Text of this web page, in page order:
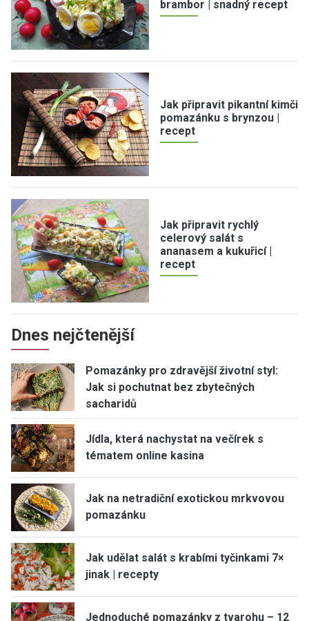
brambor | snadný recept
Jak připravit pikantní kimči
pomazánku s brynzou |
recept
Jak připravit rychlý
celerový salát s
ananasem a kukuřicí |
recept
Dnes nejčtenější
Pomazánky pro zdravější životní styl:
Jak si pochutnat bez zbytečných
sacharidů
Jídla, která nachystat na večírek s
tématem online kasina
Jak na netradiční exotickou mrkvovou
pomazánku
Jak udělat salát s krabími tyčinkami 7×
jinak | recepty
Jednoduché pomazánky z tvarohu – 12